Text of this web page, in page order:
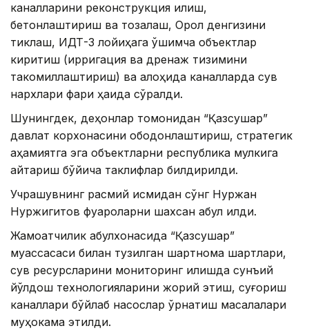
каналларини реконструкция қилиш,
бетонлаштириш ва тозалаш, Орол денгизини
тиклаш, ИДТ-3 лойиҳага қўшимча объектлар
киритиш (ирригация ва дренаж тизимини
такомиллаштириш) ва алоҳида каналларда сув
нархлари фарқи ҳақида сўралди.
Шунингдек, деҳқонлар томонидан “Қазсушар”
давлат корхонасини ободонлаштириш, стратегик
аҳамиятга эга объектларни республика мулкига
қайтариш бўйича таклифлар билдирилди.
Учрашувнинг расмий қисмидан сўнг Нуржан
Нуржигитов фуқароларни шахсан қабул қилди.
Жамоатчилик қабулхонасида “Қазсушар”
муассасаси билан тузилган шартнома шартлари,
сув ресурсларини мониторинг қилишда сунъий
йўлдош технологияларини жорий этиш, суғориш
каналлари бўйлаб насослар ўрнатиш масалалари
муҳокама этилди.